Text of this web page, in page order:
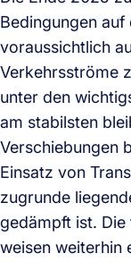
Bedingungen
voraussichtlich
Verkehrsströme
unter den
am stabilsten
Verschiebungen
Einsatz von
zugrunde
gedämpft ist. Die
weisen weiterhin